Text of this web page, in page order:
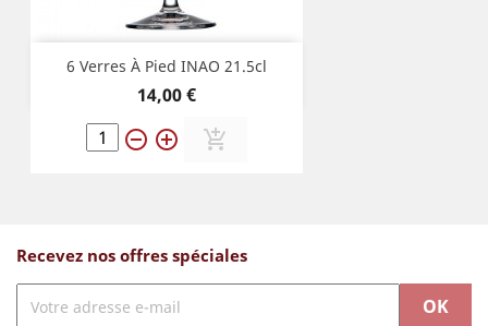
6 Verres À Pied INAO 21.5cl
Prix
14,00 €
remove_circle_outline add_circle_outline add_shopping_cart
Recevez nos offres spéciales